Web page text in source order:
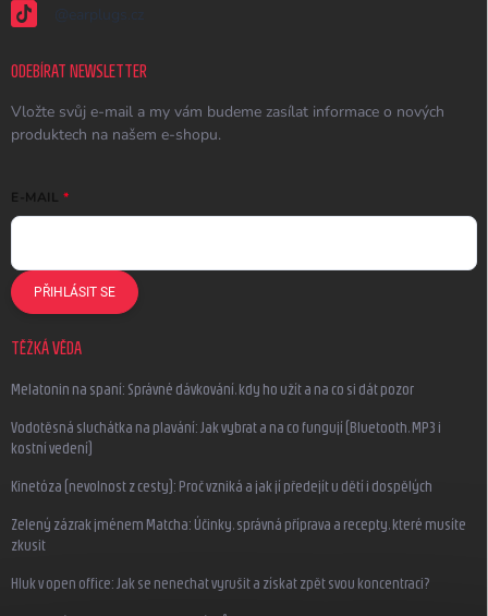
@earplugs.cz
ODEBÍRAT NEWSLETTER
Vložte svůj e-mail a my vám budeme zasílat informace o nových
produktech na našem e-shopu.
E-MAIL
PŘIHLÁSIT SE
TĚŽKÁ VĚDA
Melatonin na spaní: Správné dávkování, kdy ho užít a na co si dát pozor
Vodotěsná sluchátka na plavání: Jak vybrat a na co fungují (Bluetooth, MP3 i
kostní vedení)
Kinetóza (nevolnost z cesty): Proč vzniká a jak jí předejít u dětí i dospělých
Zelený zázrak jménem Matcha: Účinky, správná příprava a recepty, které musíte
zkusit
Hluk v open office: Jak se nenechat vyrušit a získat zpět svou koncentraci?